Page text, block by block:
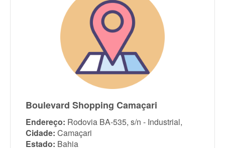
Boulevard Shopping Camaçari
Endereço: Rodovia BA-535, s/n - Industrial,
Cidade: Camaçari
Estado: Bahia